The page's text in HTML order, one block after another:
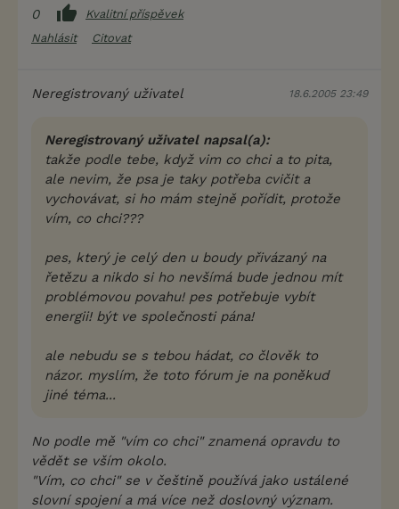
0
Kvalitní příspěvek
Nahlásit
Citovat
Neregistrovaný uživatel 18.6.2005 23:49
Neregistrovaný uživatel napsal(a):
takže podle tebe, když vim co chci a to pita,
ale nevim, že psa je taky potřeba cvičit a
vychovávat, si ho mám stejně pořídit, protože
vím, co chci???
pes, který je celý den u boudy přivázaný na
řetězu a nikdo si ho nevšímá bude jednou mít
problémovou povahu! pes potřebuje vybít
energii! být ve společnosti pána!
ale nebudu se s tebou hádat, co člověk to
názor. myslím, že toto fórum je na poněkud
jiné téma...
No podle mě "vím co chci" znamená opravdu to
vědět se vším okolo.
"Vím, co chci" se v češtině používá jako ustálené
slovní spojení a má více než doslovný význam.